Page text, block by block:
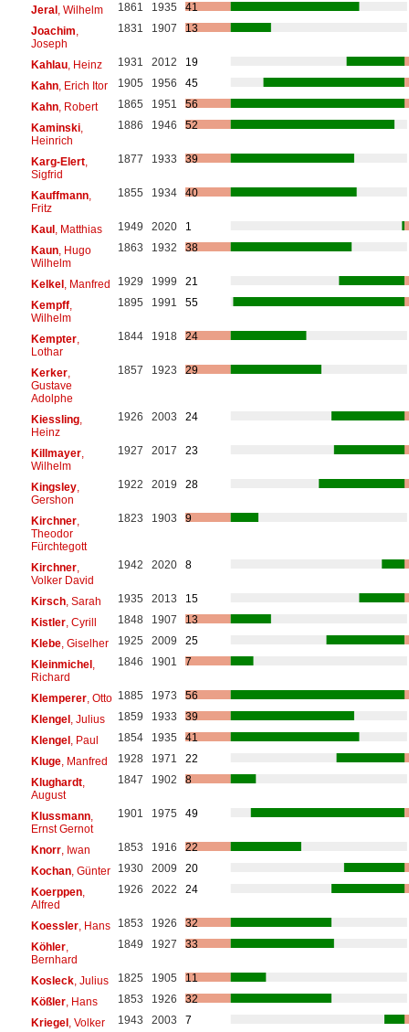
Jeral , Wilhelm 1861 1935
41
Joachim,
Joseph
1831 1907 13
Kahlau, Heinz 1931 2012
19
Kahn, Erich Itor 1905 1956
45
Kahn, Robert 1865 1951
56
Kaminski,
Heinrich
1886 1946 52
Karg-Elert,
Sigfrid
1877 1933 39
Kauffmann,
Fritz
1855 1934 40
Kaul , Matthias 1949 2020
1
Kaun, Hugo
Wilhelm
1863 1932 38
Kelkel , Manfred 1929 1999
21
Kempff,
Wilhelm
1895 1991 55
Kempter,
Lothar
1844 1918 24
Kerker,
Gustave
Adolphe
1857 1923 29
Kiessling,
Heinz
1926 2003 24
Killmayer,
Wilhelm
1927 2017 23
Kingsley,
Gershon
1922 2019 28
Kirchner,
Theodor
Fürchtegott
1823 1903 9
Kirchner,
Volker David
1942 2020 8
Kirsch, Sarah 1935 2013
15
Kistler, Cyrill 1848 1907
13
Klebe, Giselher 1925 2009
25
Kleinmichel ,
Richard
1846 1901 7
Klemperer, Otto 1885 1973
56
Klengel , Julius 1859 1933
39
Klengel , Paul 1854 1935
41
Kluge, Manfred 1928 1971
22
Klughardt,
August
1847 1902 8
Klussmann,
Ernst Gernot
1901 1975 49
Knorr, Iwan 1853 1916
22
Kochan, Günter 1930 2009
20
Koerppen,
Alfred
1926 2022 24
Koessler, Hans 1853 1926
32
Köhler,
Bernhard
1849 1927 33
Kosleck, Julius 1825 1905
11
Kößler, Hans 1853 1926
32
Kriegel , Volker 1943 2003
7